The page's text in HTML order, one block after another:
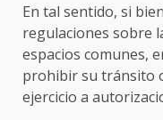
En tal sentido, si
regulaciones sobre
espacios comunes,
prohibir su tránsito
ejercicio a